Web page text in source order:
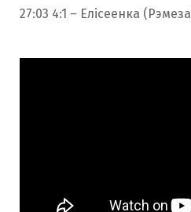
27:03 4:1 – Елісеенка